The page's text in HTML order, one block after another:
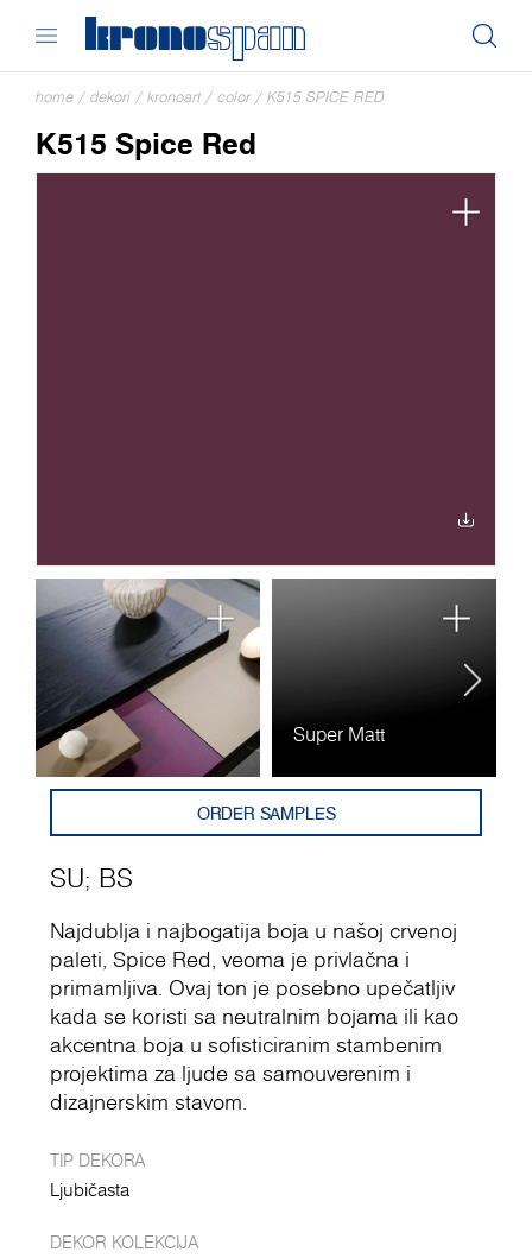
home / dekori / kronoart / color / K515 SPICE RED
K515 Spice Red
Super Matt
SU; BS
ORDER SAMPLES
Najdublja i najbogatija boja u našoj crvenoj
paleti, Spice Red, veoma je privlačna i
primamljiva. Ovaj ton je posebno upečatljiv
kada se koristi sa neutralnim bojama ili kao
akcentna boja u sofisticiranim stambenim
projektima za ljude sa samouverenim i
dizajnerskim stavom.
TIP DEKORA
Ljubičasta
DEKOR KOLEKCIJA